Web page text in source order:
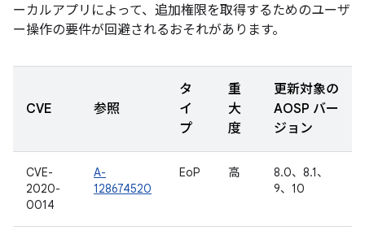
ーカルアプリによって、追加権限を取得するためのユーザ
ー操作の要件が回避されるおそれがあります。
CVE 参照
タ
イ
プ
重
大
度
更新対象の
AOSP バー
ジョン
CVE-
2020-
0014
A-
128674520
EoP 高
8.0、8.1、
9、10